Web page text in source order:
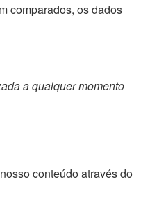
comparados, os dados
a qualquer momento
conteúdo através do